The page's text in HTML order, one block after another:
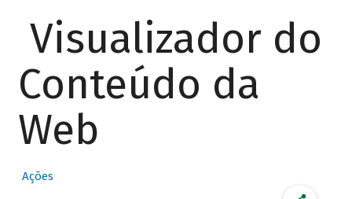
Visualizador do
Conteúdo da
Web
Ações